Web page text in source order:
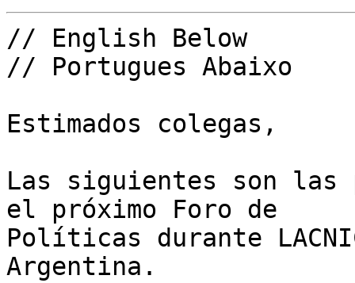
// English Below
// Portugues Abaixo
Estimados colegas,
Las siguientes son
el próximo Foro de
Políticas durante
Argentina.